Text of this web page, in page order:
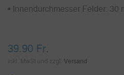
• Innendurchmesser Felder: 30
39.90 Fr.
Versand